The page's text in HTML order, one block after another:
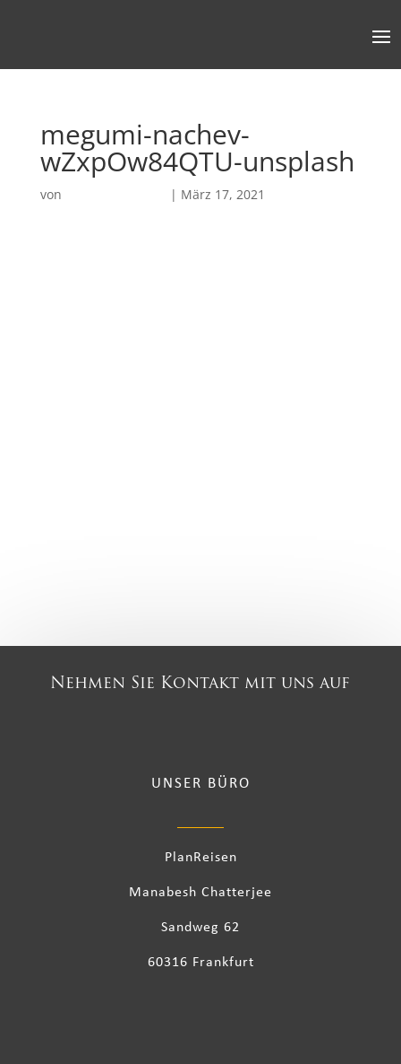
megumi-nachev-
wZxpOw84QTU-unsplash
von | März 17, 2021
Nehmen Sie Kontakt mit uns auf
UNSER BÜRO
PlanReisen
Manabesh Chatterjee
Sandweg 62
60316 Frankfurt